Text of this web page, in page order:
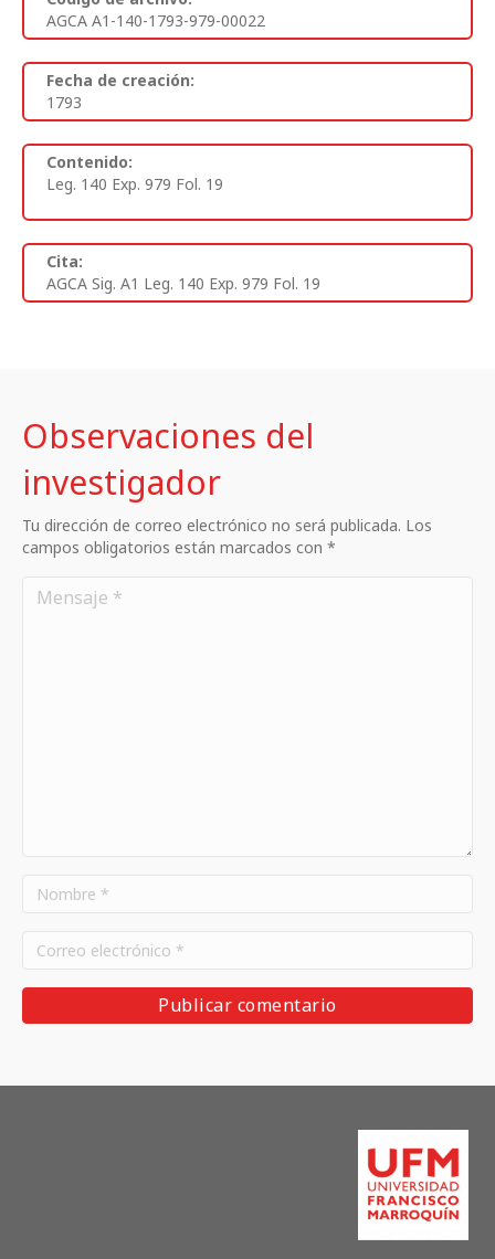
AGCA A1-140-1793-979-00022
Fecha de creación:
1793
Contenido:
Leg. 140 Exp. 979 Fol. 19
Cita:
AGCA Sig. A1 Leg. 140 Exp. 979 Fol. 19
Observaciones del
investigador
Tu dirección de correo electrónico no será publicada. Los
campos obligatorios están marcados con *